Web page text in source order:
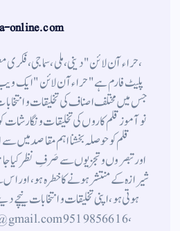
online.com
،حراء آن لائن" دینی ، ملی ، سماجی ،
پلیٹ فارم ہے " حراء آن لائن " ایک
جس میں مختلف اصناف کی تخلیقات و
نوآموز قلم کاروں کی تخلیقات و نگارشات
قلم کوحوصلہ بخشنا اہم مقاصد میں
اورتبصروں وتجزیوں سے صَرفِ نظر کیا
شیرازہ کے منتشر ہونے کاخطرہ ہو ، اور
ہوتی ہو، اپنی تخلیقات و انتخابات نیچے
، 9519856616 hiraonline2001@gmail.com